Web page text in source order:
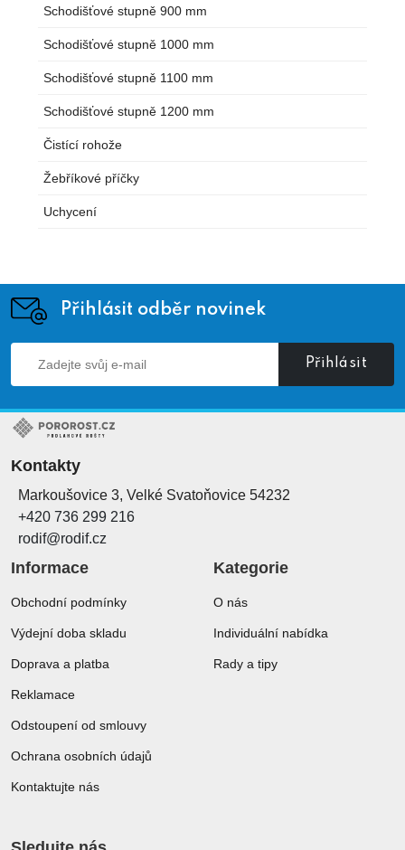
Schodišťové stupně 900 mm
Schodišťové stupně 1000 mm
Schodišťové stupně 1100 mm
Schodišťové stupně 1200 mm
Čistící rohože
Žebříkové příčky
Uchycení
Přihlásit odběr novinek
Přihlásit
Kontakty
Markoušovice 3, Velké Svatoňovice 54232
+420 736 299 216
rodif@rodif.cz
Informace
Obchodní podmínky
Výdejní doba skladu
Doprava a platba
Reklamace
Odstoupení od smlouvy
Ochrana osobních údajů
Kontaktujte nás
Kategorie
O nás
Individuální nabídka
Rady a tipy